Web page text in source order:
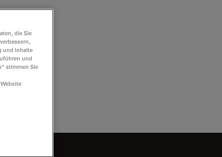
die Sie
und Inhalte
und
stimmen Sie